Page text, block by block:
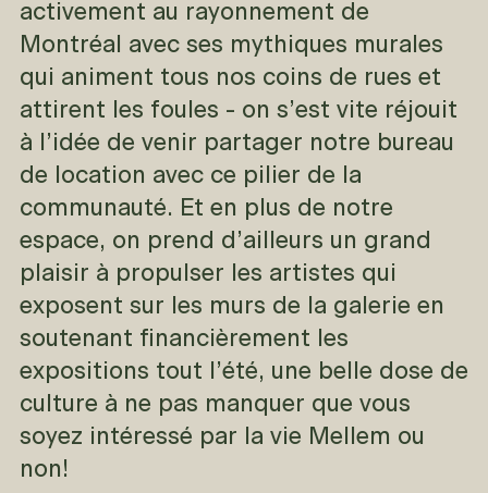
activement au rayonnement de
Montréal avec ses mythiques murales
qui animent tous nos coins de rues et
attirent les foules - on s’est vite réjouit
à l’idée de venir partager notre bureau
de location avec ce pilier de la
communauté. Et en plus de notre
espace, on prend d’ailleurs un grand
plaisir à propulser les artistes qui
exposent sur les murs de la galerie en
soutenant financièrement les
expositions tout l’été, une belle dose de
culture à ne pas manquer que vous
soyez intéressé par la vie Mellem ou
non!